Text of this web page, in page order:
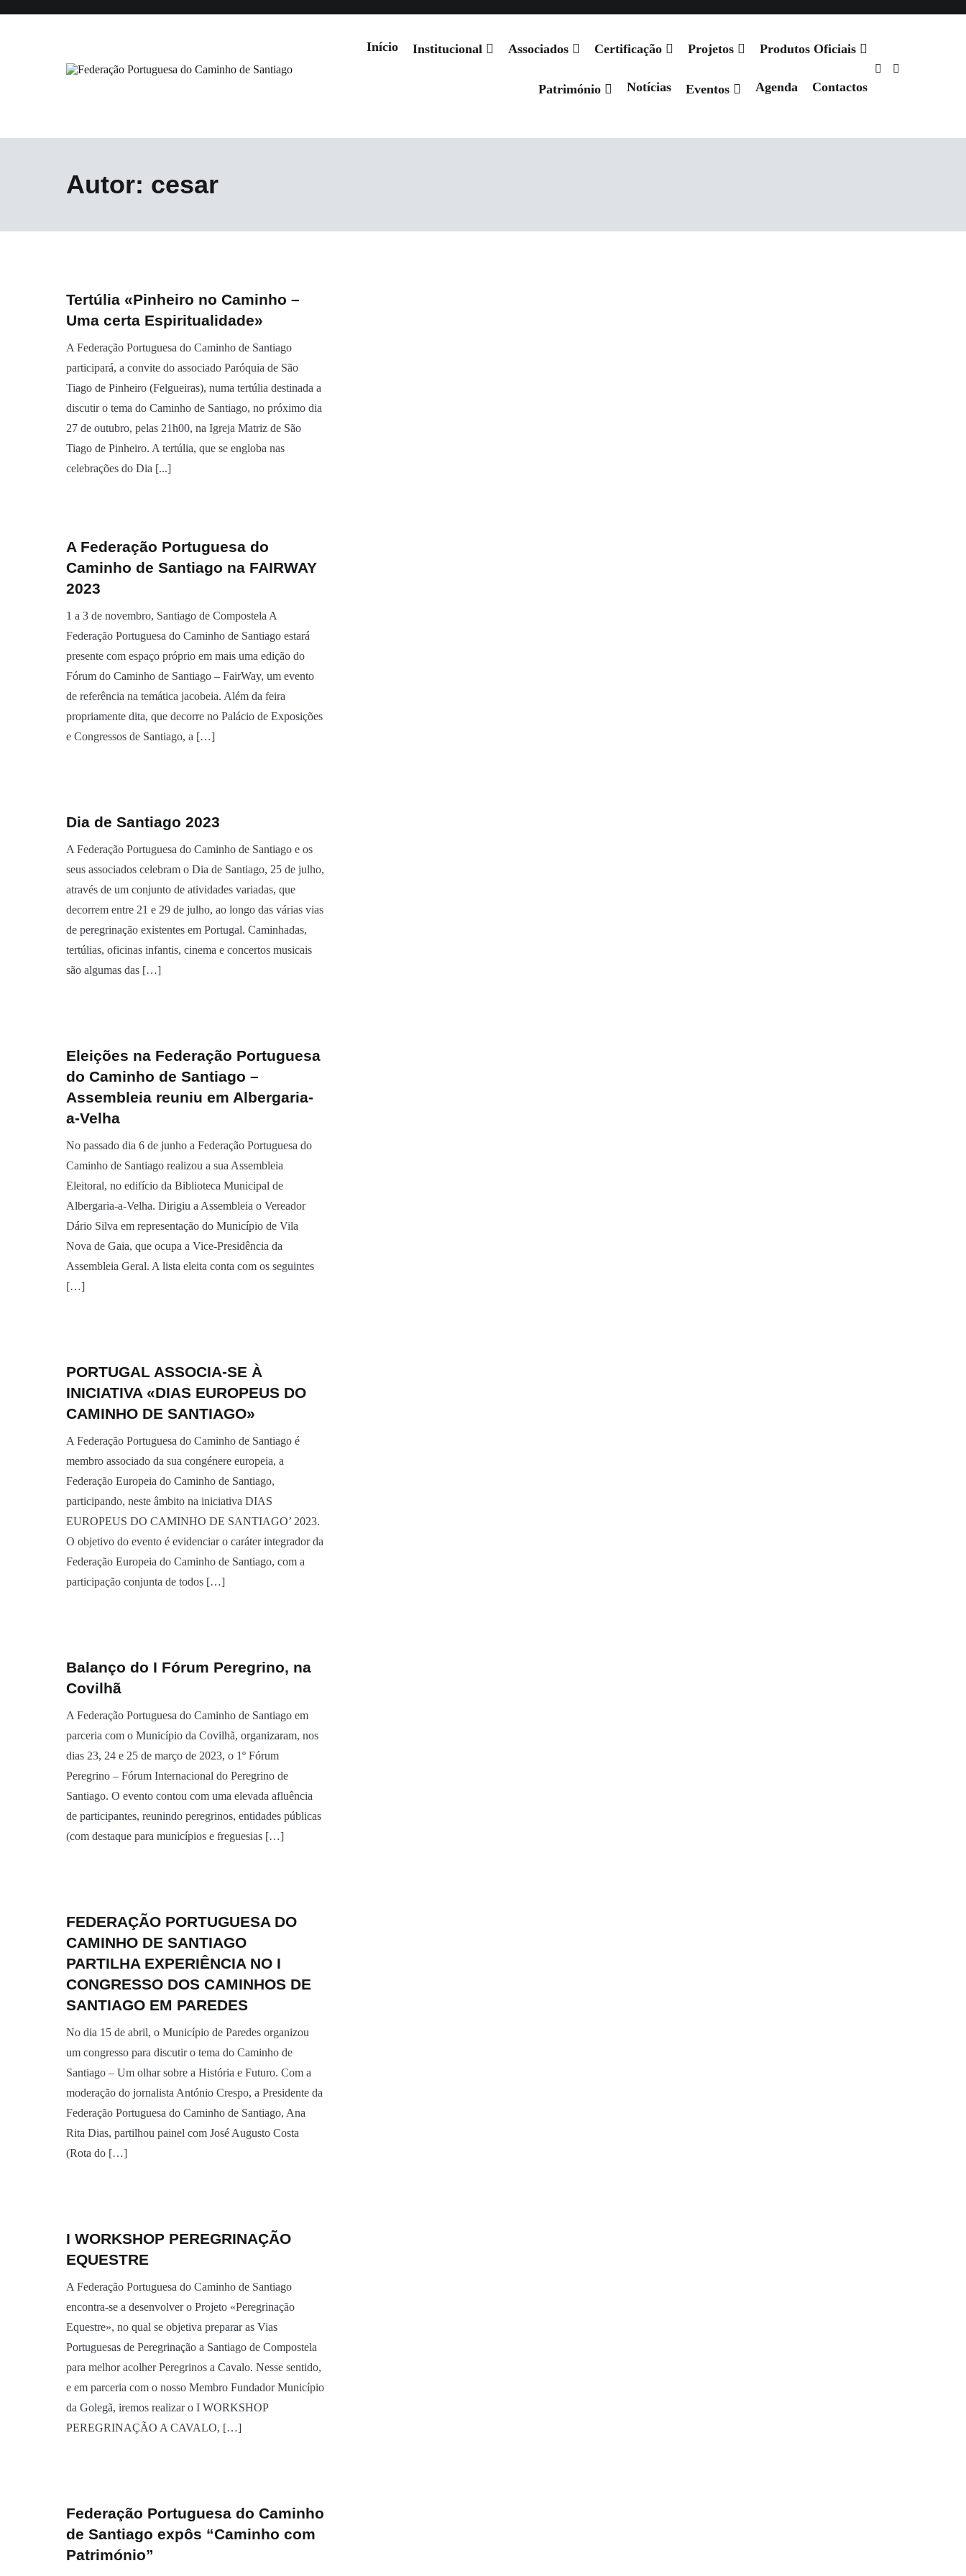
para
Início Institucional Associados Certificação Projetos Produtos Oficiais
Património Notícias Eventos Agenda Contactos
Autor: cesar
Tertúlia «Pinheiro no Caminho –
Uma certa Espiritualidade»
A Federação Portuguesa do Caminho de Santiago
participará, a convite do associado Paróquia de São
Tiago de Pinheiro (Felgueiras), numa tertúlia destinada a
discutir o tema do Caminho de Santiago, no próximo dia
27 de outubro, pelas 21h00, na Igreja Matriz de São
Tiago de Pinheiro. A tertúlia, que se engloba nas
celebrações do Dia [...]
A Federação Portuguesa do
Caminho de Santiago na FAIRWAY
2023
1 a 3 de novembro, Santiago de Compostela A
Federação Portuguesa do Caminho de Santiago estará
presente com espaço próprio em mais uma edição do
Fórum do Caminho de Santiago – FairWay, um evento
de referência na temática jacobeia. Além da feira
propriamente dita, que decorre no Palácio de Exposições
e Congressos de Santiago, a […]
Dia de Santiago 2023
A Federação Portuguesa do Caminho de Santiago e os
seus associados celebram o Dia de Santiago, 25 de julho,
através de um conjunto de atividades variadas, que
decorrem entre 21 e 29 de julho, ao longo das várias vias
de peregrinação existentes em Portugal. Caminhadas,
tertúlias, oficinas infantis, cinema e concertos musicais
são algumas das […]
Eleições na Federação Portuguesa
do Caminho de Santiago –
Assembleia reuniu em Albergaria-
a-Velha
No passado dia 6 de junho a Federação Portuguesa do
Caminho de Santiago realizou a sua Assembleia
Eleitoral, no edifício da Biblioteca Municipal de
Albergaria-a-Velha. Dirigiu a Assembleia o Vereador
Dário Silva em representação do Município de Vila
Nova de Gaia, que ocupa a Vice-Presidência da
Assembleia Geral. A lista eleita conta com os seguintes
[…]
PORTUGAL ASSOCIA-SE À
INICIATIVA «DIAS EUROPEUS DO
CAMINHO DE SANTIAGO»
A Federação Portuguesa do Caminho de Santiago é
membro associado da sua congénere europeia, a
Federação Europeia do Caminho de Santiago,
participando, neste âmbito na iniciativa DIAS
EUROPEUS DO CAMINHO DE SANTIAGO’ 2023.
O objetivo do evento é evidenciar o caráter integrador da
Federação Europeia do Caminho de Santiago, com a
participação conjunta de todos […]
Balanço do I Fórum Peregrino, na
Covilhã
A Federação Portuguesa do Caminho de Santiago em
parceria com o Município da Covilhã, organizaram, nos
dias 23, 24 e 25 de março de 2023, o 1º Fórum
Peregrino – Fórum Internacional do Peregrino de
Santiago. O evento contou com uma elevada afluência
de participantes, reunindo peregrinos, entidades públicas
(com destaque para municípios e freguesias […]
FEDERAÇÃO PORTUGUESA DO
CAMINHO DE SANTIAGO
PARTILHA EXPERIÊNCIA NO I
CONGRESSO DOS CAMINHOS DE
SANTIAGO EM PAREDES
No dia 15 de abril, o Município de Paredes organizou
um congresso para discutir o tema do Caminho de
Santiago – Um olhar sobre a História e Futuro. Com a
moderação do jornalista António Crespo, a Presidente da
Federação Portuguesa do Caminho de Santiago, Ana
Rita Dias, partilhou painel com José Augusto Costa
(Rota do […]
I WORKSHOP PEREGRINAÇÃO
EQUESTRE
A Federação Portuguesa do Caminho de Santiago
encontra-se a desenvolver o Projeto «Peregrinação
Equestre», no qual se objetiva preparar as Vias
Portuguesas de Peregrinação a Santiago de Compostela
para melhor acolher Peregrinos a Cavalo. Nesse sentido,
e em parceria com o nosso Membro Fundador Município
da Golegã, iremos realizar o I WORKSHOP
PEREGRINAÇÃO A CAVALO, […]
Federação Portuguesa do Caminho
de Santiago expôs “Caminho com
Património”